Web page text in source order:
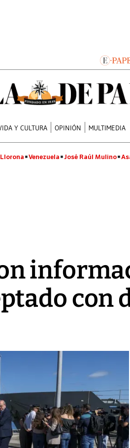
Y CULTURA OPINIÓN MULTIMEDIA
Venezuela José Raúl Mulino
con
Video, Japón: Terremoto
deja heridos y graves
daños en Kumamoto